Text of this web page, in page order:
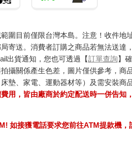
圍目前僅限台灣本島。注意！收件地
寄送。消費者訂購之商品若無法送達
出貨通知，您也可透過【訂單查詢】
攝關係產生色差，圖片僅供參考，商
墊、家電、運動器材等）及需安裝商
用，皆由廠商於約定配送時一併告知
如接獲電話要求您前往ATM提款機，